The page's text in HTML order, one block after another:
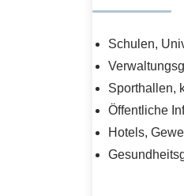
Schulen,
Sporthallen,
Öffentliche
Hotels,